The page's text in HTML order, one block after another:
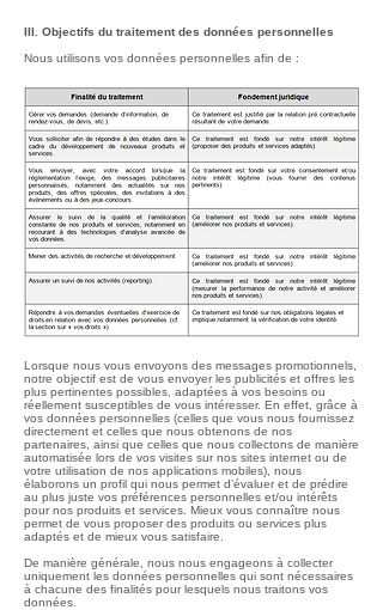
III. Objectifs du traitement des données personnelles
Nous utilisons vos données personnelles afin de :​​​​​​​​​​​​​​​​​​​​​​​​​​
Lorsque nous vous envoyons des messages promotionnels,
notre objectif est de vous envoyer les publicités et offres les
plus pertinentes possibles, adaptées à vos besoins ou
réellement susceptibles de vous intéresser. En effet, grâce à
vos données personnelles (celles que vous nous fournissez
directement et celles que nous obtenons de nos
partenaires, ainsi que celles que nous collectons de manière
automatisée lors de vos visites sur nos sites internet ou de
votre utilisation de nos applications mobiles), nous
élaborons un profil qui nous permet d’évaluer et de prédire
au plus juste vos préférences personnelles et/ou intérêts
pour nos produits et services. Mieux vous connaître nous
permet de vous proposer des produits ou services plus
adaptés et de mieux vous satisfaire.
De manière générale, nous nous engageons à collecter
uniquement les données personnelles qui sont nécessaires
à chacune des finalités pour lesquels nous traitons vos
données.